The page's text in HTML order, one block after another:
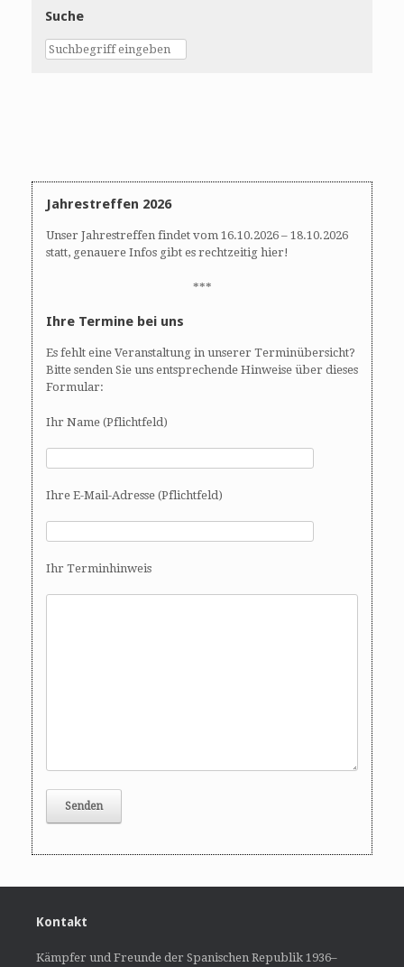
Suche
Jahrestreffen 2026
Unser Jahrestreffen findet vom 16.10.2026 – 18.10.2026
statt, genauere Infos gibt es rechtzeitig hier!
***
Ihre Termine bei uns
Es fehlt eine Veranstaltung in unserer Terminübersicht?
Bitte senden Sie uns entsprechende Hinweise über dieses
Formular:
Ihr Name (Pflichtfeld)
Ihre E-Mail-Adresse (Pflichtfeld)
Ihr Terminhinweis
Kontakt
Kämpfer und Freunde der Spanischen Republik 1936–